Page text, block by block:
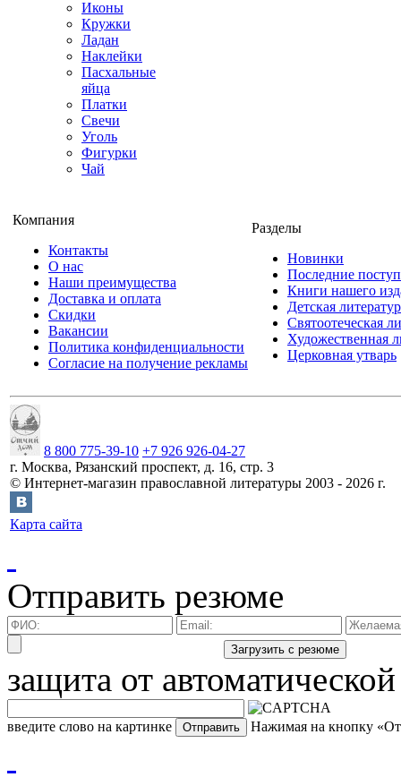
Иконы
Кружки
Ладан
Наклейки
Пасхальные
яйца
Платки
Свечи
Уголь
Фигурки
Чай
Компания
Контакты
О нас
Наши преимущества
Доставка и оплата
Скидки
Вакансии
Политика конфиденциальности
Согласие на получение рекламы
Разделы
Новинки
Последние
Книги нашего
Детская
Святоотеческая
Художественная
Церковная утварь
8 800 775-39-10 +7 926 926-04-27
г. Москва, Рязанский проспект, д. 16, стр. 3
© Интернет-магазин православной литературы 2003 - 2026 г.
Карта сайта
Отправить резюме
защита от
введите слово на картинке Нажимая на кнопку